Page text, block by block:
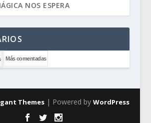
NOS ESPERA
Más comentadas
Themes| Powered by WordPress